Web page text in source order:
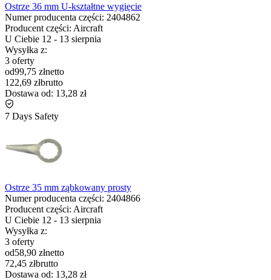
Ostrze 36 mm U-kształtne wygięcie
Numer producenta części: 2404862
Producent części: Aircraft
U Ciebie 12 - 13 sierpnia
Wysyłka z:
3 oferty
od99,75 złnetto
122,69 złbrutto
Dostawa od: 13,28 zł
7 Days Safety
Ostrze 35 mm ząbkowany prosty
Numer producenta części: 2404866
Producent części: Aircraft
U Ciebie 12 - 13 sierpnia
Wysyłka z:
3 oferty
od58,90 złnetto
72,45 złbrutto
Dostawa od: 13,28 zł